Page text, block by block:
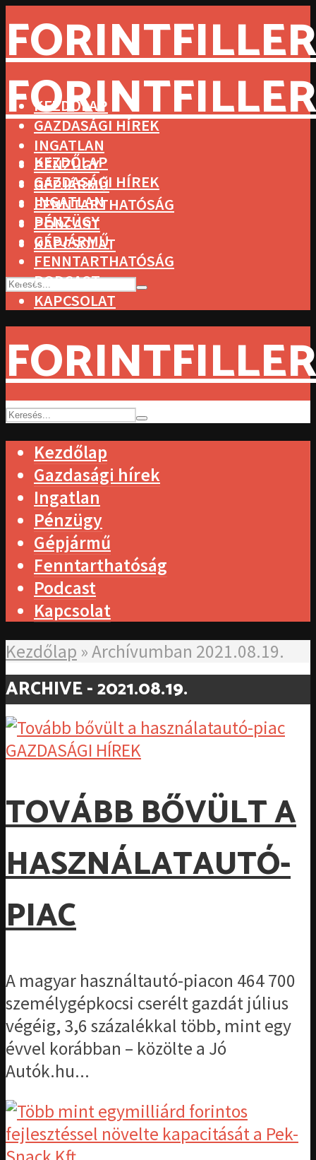
KEZDŐLAP
GAZDASÁGI HÍREK
INGATLAN
PÉNZÜGY
GÉPJÁRMŰ
FENNTARTHATÓSÁG
PODCAST
KAPCSOLAT
KEZDŐLAP
GAZDASÁGI HÍREK
INGATLAN
PÉNZÜGY
GÉPJÁRMŰ
FENNTARTHATÓSÁG
PODCAST
KAPCSOLAT
Kezdőlap
Gazdasági hírek
Ingatlan
Pénzügy
Gépjármű
Fenntarthatóság
Podcast
Kapcsolat
Kezdőlap »Archívumban 2021.08.19.
ARCHIVE - 2021.08.19.
GAZDASÁGI HÍREK
TOVÁBB BŐVÜLT A
HASZNÁLATAUTÓ-
PIAC
A magyar használtautó-piacon 464 700
személygépkocsi cserélt gazdát július
végéig, 3,6 százalékkal több, mint egy
évvel korábban – közölte a Jó
Autók.hu...